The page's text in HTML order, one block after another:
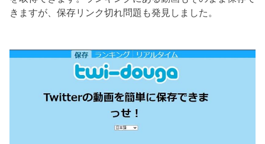
きますが、保存リンク切れ問題も発見しました。